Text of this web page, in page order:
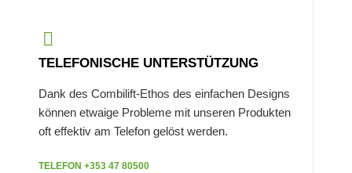
TELEFONISCHE UNTERSTÜTZUNG
Dank des Combilift-Ethos des einfachen Designs
können etwaige Probleme mit unseren Produkten
oft effektiv am Telefon gelöst werden.
TELEFON +353 47 80500